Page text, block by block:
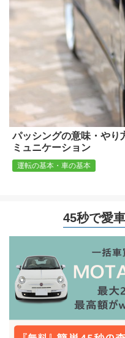
パッシングの意味・やり
ミュニケーション
運転の基本・車の基本
45秒で愛